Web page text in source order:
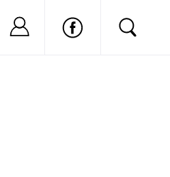
Nu ai cont?